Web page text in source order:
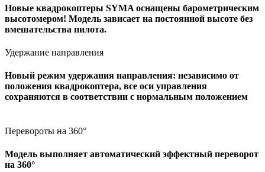
Новые квадрокоптеры SYMA оснащены барометрическим
высотомером! Модель зависает на постоянной высоте без
вмешательства пилота.
Удержание направления
Новый режим удержания направления: независимо от
положения квадрокоптера, все оси управления
сохраняются в соответствии с нормальным положением
Перевороты на 360°
Модель выполняет автоматический эффектный переворот
на 360°